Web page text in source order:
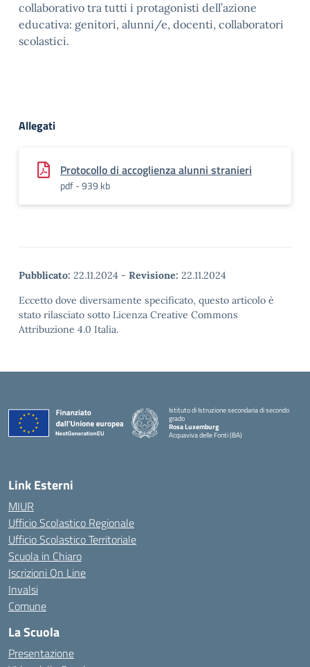
collaborativo tra tutti i protagonisti dell’azione
educativa: genitori, alunni/e, docenti, collaboratori
scolastici.
Allegati
Protocollo di accoglienza alunni stranieri
pdf - 939 kb
Pubblicato: 22.11.2024 - Revisione: 22.11.2024
Eccetto dove diversamente specificato, questo articolo è
stato rilasciato sotto Licenza Creative Commons
Attribuzione 4.0 Italia.
Istituto di Istruzione secondaria di secondo
grado
Rosa Luxemburg
Acquaviva delle Fonti (BA)
Link Esterni
MIUR
Ufficio Scolastico Regionale
Ufficio Scolastico Territoriale
Scuola in Chiaro
Iscrizioni On Line
Invalsi
Comune
La Scuola
Presentazione